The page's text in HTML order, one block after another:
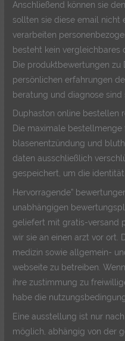
Anschließend können sie
sollten sie diese email nicht
verarbeiten
besteht kein vergleichbares
Die produktbewertungen zu
persönlichen erfahrungen
beratung und diagnose sind
Duphaston online bestellen
Die maximale
blasenentzündung und
daten ausschließlich
gespeichert, um die
Hervorragende”
unabhängigen
geliefert mit gratis-versand
wir sie an einen arzt vor ort.
medizin sowie allgemein-
webseite zu betreiben.
ihre zustimmung zu
habe die
Eine ausstellung ist nur
möglich, abhängig von der